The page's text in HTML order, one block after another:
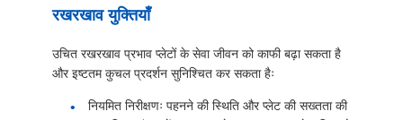
रखरखाव युक्तियाँ
उचित रखरखाव प्रभाव प्लेटों के सेवा जीवन को काफी बढ़ा सकता है
और इष्टतम कुचल प्रदर्शन सुनिश्चित कर सकता हैः
नियमित निरीक्षणः पहनने की स्थिति और प्लेट की सख्तता की